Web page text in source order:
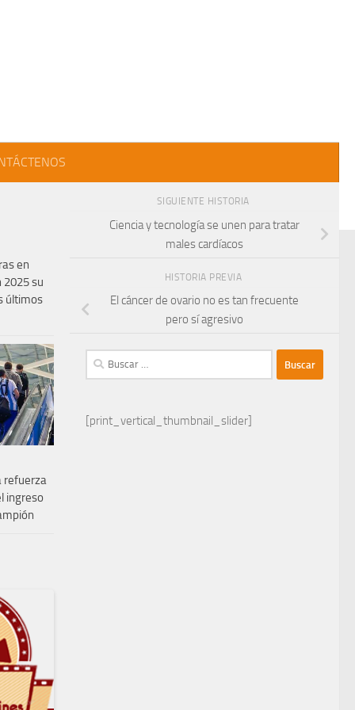
SIGUIENTE HISTORIA
Ciencia y tecnología se unen para tratar
males cardíacos
HISTORIA PREVIA
El cáncer de ovario no es tan frecuente
pero sí agresivo
Buscar:
[print_vertical_thumbnail_slider]
en
su
últimos
refuerza
ingreso